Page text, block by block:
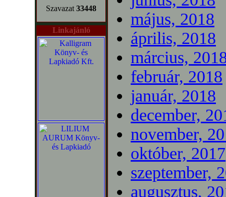
Szavazat 33448
Linkajánló
május, 2018
április, 2018
március,
február, 2018
január, 2018
december,
november,
október, 2017
szeptember,
augusztus,